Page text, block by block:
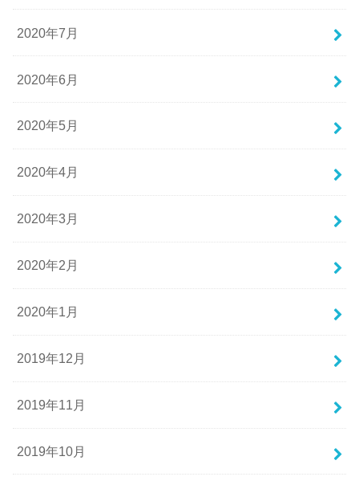
2020年7月
2020年6月
2020年5月
2020年4月
2020年3月
2020年2月
2020年1月
2019年12月
2019年11月
2019年10月